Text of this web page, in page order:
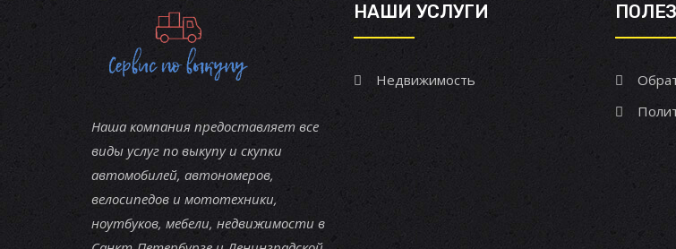
Наша компания предоставляет все
виды услуг по выкупу и скупки
автомобилей, автономеров,
велосипедов и мототехники,
ноутбуков, мебели, недвижимости в
НАШИ УСЛУГИ
Недвижимость